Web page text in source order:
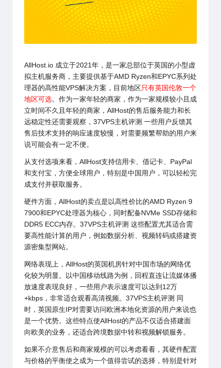
AllHost.io 成立于2021年，是一家总部位于英国的小型虚
拟主机服务商，主要提供基于AMD Ryzen和EPYC系列处
理器的高性能VPS解决方案，目前地区 只有英国伦敦一个
地区可选。作为一家年轻的商家，作为一家规模较小且成
立时间不久且年轻的商家，AllHost的售后服务能力和长
远稳定性还需要观察，37VPS主机评测 一些用户反馈其
售后技术支持的响应速度较慢，对需要频繁帮助的用户来
说可能会有一定不便。
从支付选项来看， AllHost支持信用卡、借记卡、PayPal
和支付宝，方便全球用户，特别是中国用户，可以轻松完
成支付并获取服务。
硬件方面， AllHost的卖点是以高性价比的AMD Ryzen 9
7900和EPYC处理器为核心，同时配备NVMe SSD存储和
DDR5 ECC内存。37VPS主机评测 这些配置尤其适合需
要高性能计算的用户，例如数据分析、视频转码或搭建资
源密集型网站。
网络表现上，AllHost的英国机房针对中国市场的网络优
化较为明显。以中国移动线路为例，回程直连让流媒体播
放速度表现良好，一些用户表示速度可以达到12万
+kbps，非常适合观看高清视频。37VPS主机评测 同
时，英国原生IP对需要访问欧洲本地化资源的用户来说也
是一个优势。这些特点使AllHost的产品不仅适合搭建面
向欧美的业务，还适合跨境数据中转和视频解锁服务。
如果不介意售后和商家规模的可以考虑看看，其硬件配置
与价格的平衡使之成为一个值得尝试的选择，特别是针对